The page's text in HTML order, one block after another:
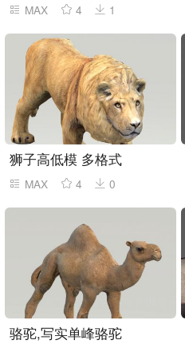
MAX 4 1
狮子高低模 多格式
MAX 4 0
骆驼,写实单峰骆驼